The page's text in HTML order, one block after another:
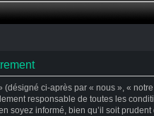
(désigné ci-après par « nous », «
responsable de toutes les
soyez informé, bien qu’il soit